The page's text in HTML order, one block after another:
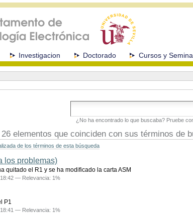
Investigacion Doctorado Cursos y
¿No ha encontrado lo que buscaba? Pruebe
26 elementos que coinciden con sus términos de
de los términos de esta búsqueda
los problemas)
quitado el R1 y se ha modificado la carta ASM
18:42— Relevancia: 1%
P1
18:41— Relevancia: 1%